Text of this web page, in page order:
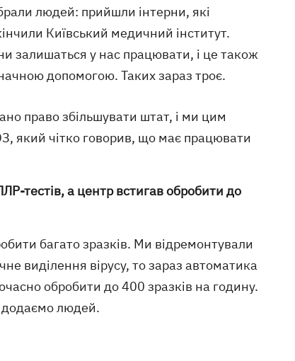
людей: прийшли інтерни, які
Київський медичний інститут.
залишаться у нас працювати, і це також
допомогою. Таких зараз троє.
право збільшувати штат, і ми цим
який чітко говорив, що має працювати
тестів, а центр встигав обробити до
багато зразків. Ми відремонтували
виділення вірусу, то зараз автоматика
обробити до 400 зразків на годину.
додаємо людей.